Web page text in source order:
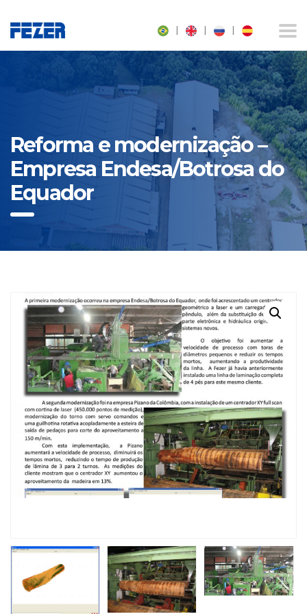
| | |
Reforma e modernização –
Empresa Endesa/Botrosa do
Equador